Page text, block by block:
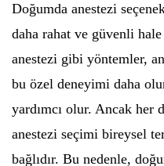
Doğumda anestezi
daha rahat ve güvenli
anestezi gibi yöntemler,
bu özel deneyimi daha
yardımcı olur. Ancak her
anestezi seçimi bireysel
bağlıdır. Bu nedenle,